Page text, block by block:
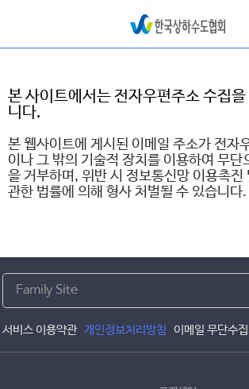
이메일무단수집거부
본 사이트에서는 전자우편주소 수집
니다.
본 웹사이트에 게시된 이메일 주소가 전자
이나 그 밖의 기술적 장치를 이용하여 무단
을 거부하며, 위반 시 정보통신망 이용촉진
관한 법률에 의해 형사 처벌될 수 있습니다.
서비스 이용약관 개인정보처리방침 이메일 무단수
Family Site